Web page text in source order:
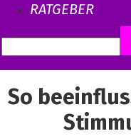
RATGEBER
So